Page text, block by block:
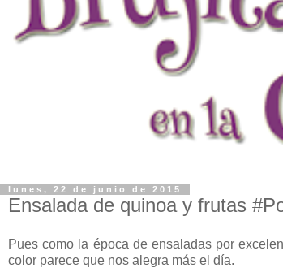
lunes, 22 de junio de 2015
Ensalada de quinoa y frutas
Pues como la época de ensaladas por
color parece que nos alegra más el día.